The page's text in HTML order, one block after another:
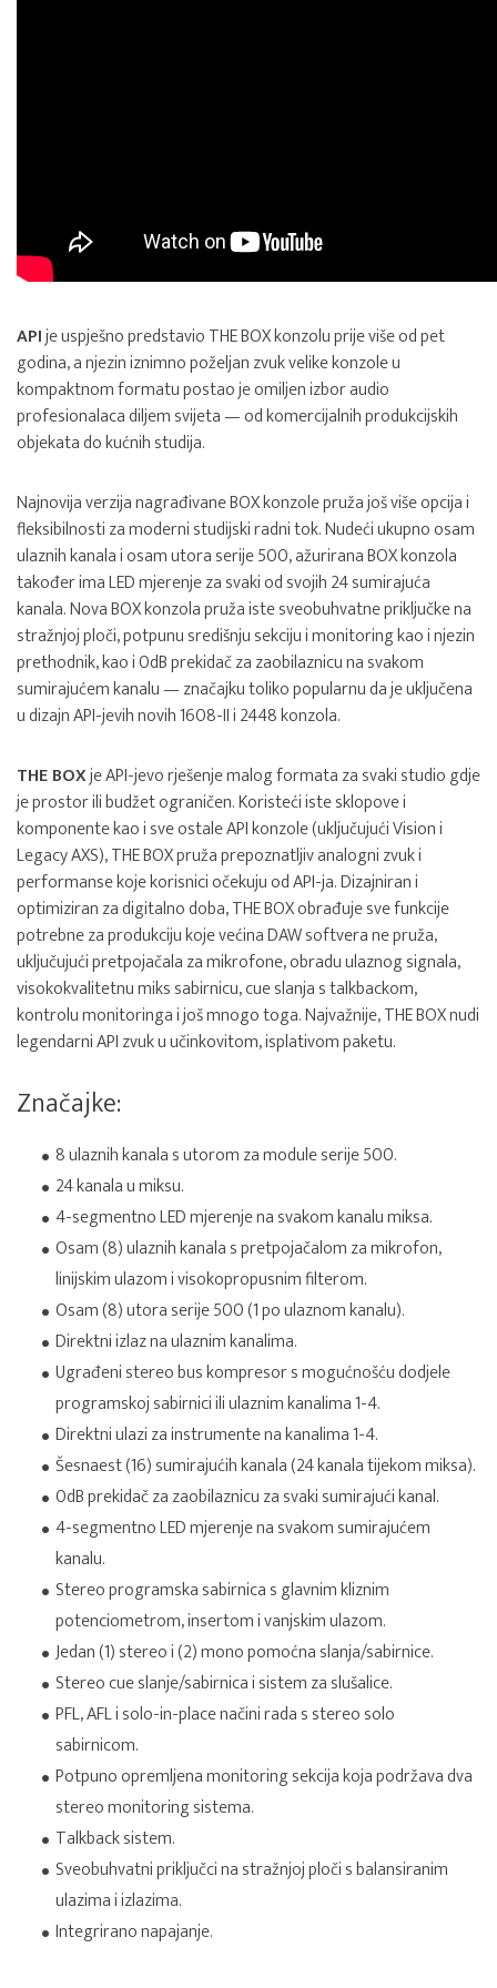
APIje uspješno predstavio THE BOX konzolu prije više od pet
godina, a njezin iznimno poželjan zvuk velike konzole u
kompaktnom formatu postao je omiljen izbor audio
profesionalaca diljem svijeta — od komercijalnih produkcijskih
objekata do kućnih studija.
Najnovija verzija nagrađivane BOX konzole pruža još više opcija i
fleksibilnosti za moderni studijski radni tok. Nudeći ukupno osam
ulaznih kanala i osam utora serije 500, ažurirana BOX konzola
također ima LED mjerenje za svaki od svojih 24 sumirajuća
kanala. Nova BOX konzola pruža iste sveobuhvatne priključke na
stražnjoj ploči, potpunu središnju sekciju i monitoring kao i njezin
prethodnik, kao i 0dB prekidač za zaobilaznicu na svakom
sumirajućem kanalu — značajku toliko popularnu da je uključena
u dizajn API-jevih novih 1608-II i 2448 konzola.
THE BOXje API-jevo rješenje malog formata za svaki studio gdje
je prostor ili budžet ograničen. Koristeći iste sklopove i
komponente kao i sve ostale API konzole (uključujući Vision i
Legacy AXS), THE BOX pruža prepoznatljiv analogni zvuk i
performanse koje korisnici očekuju od API-ja. Dizajniran i
optimiziran za digitalno doba, THE BOX obrađuje sve funkcije
potrebne za produkciju koje većina DAW softvera ne pruža,
uključujući pretpojačala za mikrofone, obradu ulaznog signala,
visokokvalitetnu miks sabirnicu, cue slanja s talkbackom,
kontrolu monitoringa i još mnogo toga. Najvažnije, THE BOX nudi
legendarni API zvuk u učinkovitom, isplativom paketu.
Značajke:
8 ulaznih kanala s utorom za module serije 500.
24 kanala u miksu.
4-segmentno LED mjerenje na svakom kanalu miksa.
Osam (8) ulaznih kanala s pretpojačalom za mikrofon,
linijskim ulazom i visokopropusnim filterom.
Osam (8) utora serije 500 (1 po ulaznom kanalu).
Direktni izlaz na ulaznim kanalima.
Ugrađeni stereo bus kompresor s mogućnošću dodjele
programskoj sabirnici ili ulaznim kanalima 1-4.
Direktni ulazi za instrumente na kanalima 1-4.
Šesnaest (16) sumirajućih kanala (24 kanala tijekom miksa).
0dB prekidač za zaobilaznicu za svaki sumirajući kanal.
4-segmentno LED mjerenje na svakom sumirajućem
kanalu.
Stereo programska sabirnica s glavnim kliznim
potenciometrom, insertom i vanjskim ulazom.
Jedan (1) stereo i (2) mono pomoćna slanja/sabirnice.
Stereo cue slanje/sabirnica i sistem za slušalice.
PFL, AFL i solo-in-place načini rada s stereo solo
sabirnicom.
Potpuno opremljena monitoring sekcija koja podržava dva
stereo monitoring sistema.
Talkback sistem.
Sveobuhvatni priključci na stražnjoj ploči s balansiranim
ulazima i izlazima.
Integrirano napajanje.